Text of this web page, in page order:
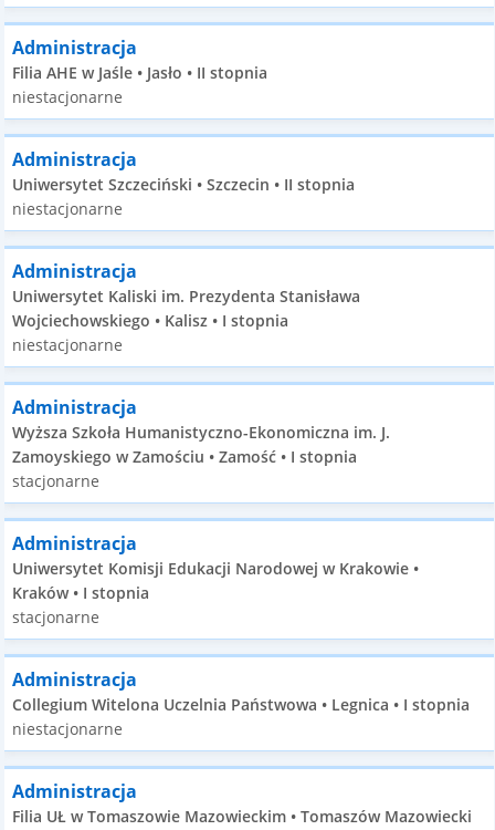
Administracja
Filia AHE w Jaśle • Jasło • II stopnia
niestacjonarne
Administracja
Uniwersytet Szczeciński • Szczecin • II stopnia
niestacjonarne
Administracja
Uniwersytet Kaliski im. Prezydenta Stanisława
Wojciechowskiego • Kalisz • I stopnia
niestacjonarne
Administracja
Wyższa Szkoła Humanistyczno-Ekonomiczna im. J.
Zamoyskiego w Zamościu • Zamość • I stopnia
stacjonarne
Administracja
Uniwersytet Komisji Edukacji Narodowej w Krakowie •
Kraków • I stopnia
stacjonarne
Administracja
Collegium Witelona Uczelnia Państwowa • Legnica • I stopnia
niestacjonarne
Administracja
Filia UŁ w Tomaszowie Mazowieckim • Tomaszów Mazowiecki